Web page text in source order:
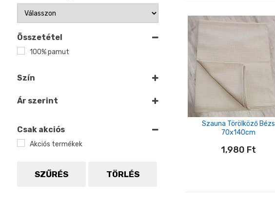
Szauna Törölköző Bézs
70x140cm
1,980 Ft
Összetétel
100% pamut
Szín
Ár szerint
Csak akciós
Akciós termékek
SZŰRÉS TÖRLÉS